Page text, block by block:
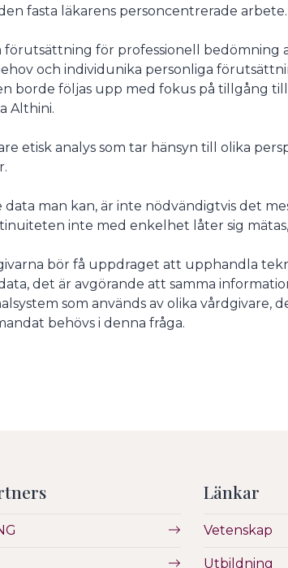
fasta läkarens personcentrerade arbete.
för professionell bedömning
och individunika personliga
borde följas upp med fokus på tillgång till
Althini.
etisk analys som tar hänsyn till olika
data man kan, är inte nödvändigtvis det
inte med enkelhet låter sig
bör få uppdraget att upphandla
det är avgörande att samma
som används av olika vårdgivare,
behövs i denna fråga.
Länkar
Vetenskap
Utbildning